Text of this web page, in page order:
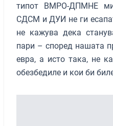
типот ВМРО-ДПМНЕ
СДСМ и ДУИ не ги
не кажува дека
пари – според нашата
евра, а исто така, не
обезбедиле и кои би